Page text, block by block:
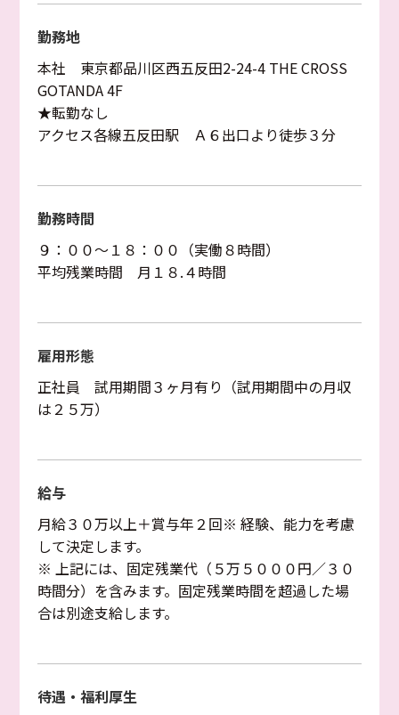
勤務地
本社 東京都品川区西五反田2-24-4 THE CROSS
GOTANDA 4F
★転勤なし
アクセス各線五反田駅 Ａ６出口より徒歩３分
勤務時間
９：００〜１８：００（実働８時間）
平均残業時間 月１８.４時間
雇用形態
正社員 試用期間３ヶ月有り（試用期間中の月収
は２５万）
給与
月給３０万以上＋賞与年２回※ 経験、能力を考慮
して決定します。
※ 上記には、固定残業代（５万５０００円／３０
時間分）を含みます。固定残業時間を超過した場
合は別途支給します。
待遇・福利厚生